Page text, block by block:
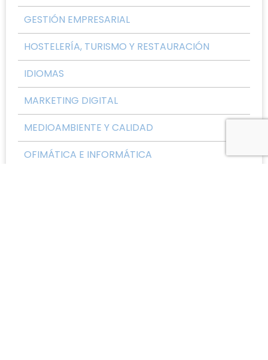
GESTIÓN EMPRESARIAL
HOSTELERÍA, TURISMO Y RESTAURACIÓN
IDIOMAS
MARKETING DIGITAL
MEDIOAMBIENTE Y CALIDAD
OFIMÁTICA E INFORMÁTICA